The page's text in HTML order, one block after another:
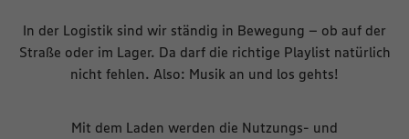
In der Logistik sind wir ständig in Bewegung – ob auf der
Straße oder im Lager. Da darf die richtige Playlist natürlich
nicht fehlen. Also: Musik an und los gehts!
Mit dem Laden werden die Nutzungs- und